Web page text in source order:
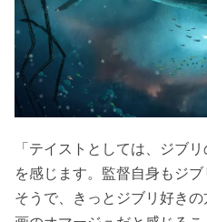
「テイストとしては、ジブ
を感じます。監督自身もジ
そうで、きっとジブリ好き